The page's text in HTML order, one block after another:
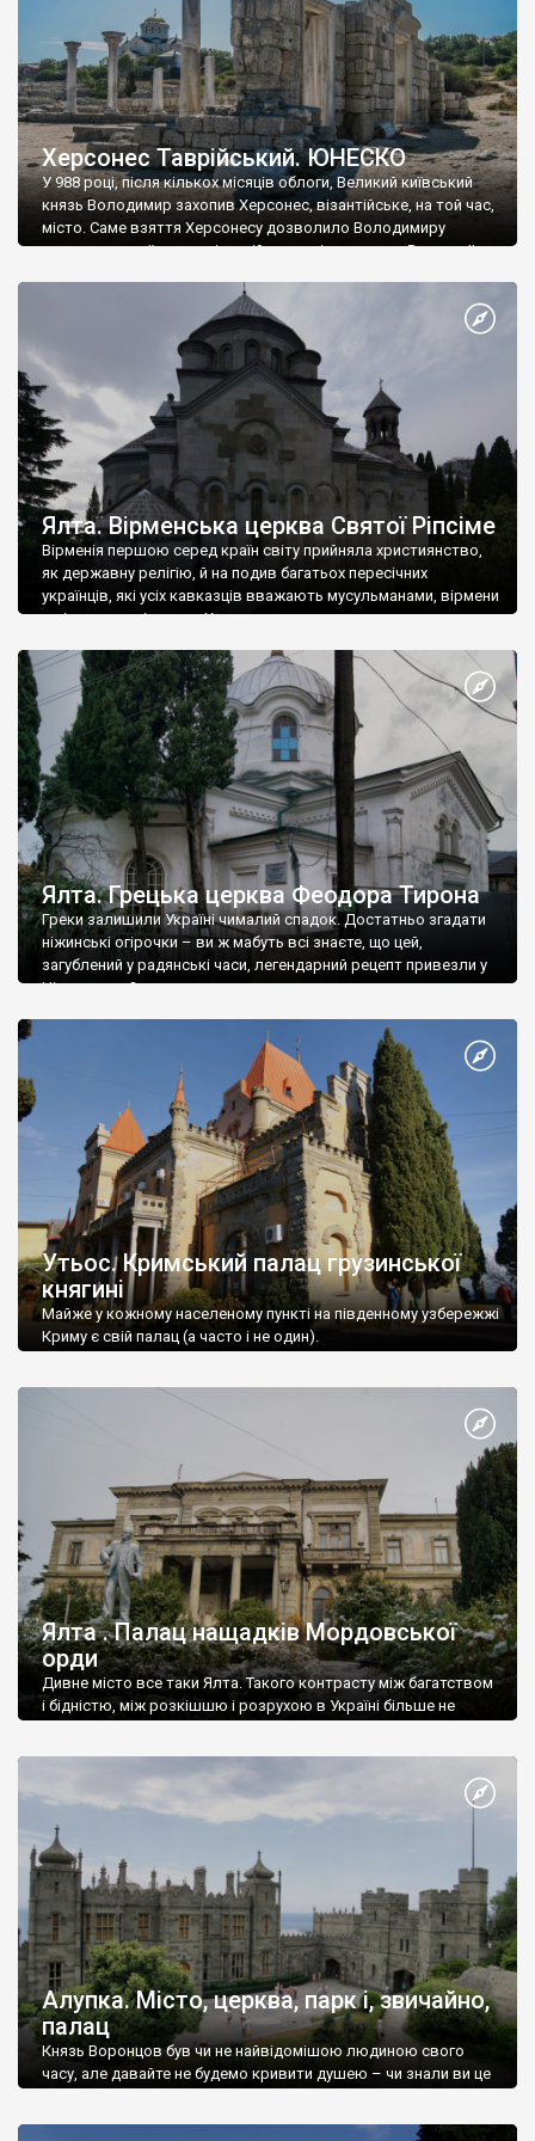
Херсонес Таврійський. ЮНЕСКО
У 988 році, після кількох місяців облоги, Великий київський
князь Володимир захопив Херсонес, візантійське, на той час,
місто. Саме взяття Херсонесу дозволило Володимиру
диктувати свої умови візантійському імператору Василю ІІ, та
Херсонесі Володимир-язичник, став Василем-християнином.
А потім було Хрещення Русі. На честь Херсонесу Таврійського
Ялта. Вірменська церква Святої Ріпсіме
Вірменія першою серед країн світу прийняла християнство,
як державну релігію, й на подив багатьох пересічних
українців, які усіх кавказців вважають мусульманами, вірмени
є відданими вірянами Христа
Ялта. Грецька церква Феодора Тирона
Греки залишили Україні чималий спадок. Достатньо згадати
ніжинські огірочки – ви ж мабуть всі знаєте, що цей,
загублений у радянські часи, легендарний рецепт привезли у
Ніжин греки?
Утьос. Кримський палац грузинської
княгині
Майже у кожному населеному пункті на південному узбережжі
Криму є свій палац (а часто і не один).
Ялта . Палац нащадків Мордовської
орди
Дивне місто все таки Ялта. Такого контрасту між багатством
і бідністю, між розкішшю і розрухою в Україні більше не
Алупка. Місто, церква, парк і, звичайно,
палац
Князь Воронцов був чи не найвідомішою людиною свого
часу, але давайте не будемо кривити душею – чи знали ви це